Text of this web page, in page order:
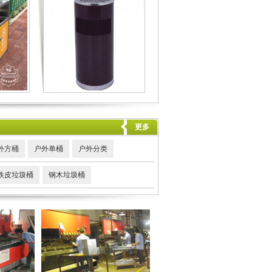
更多
方桶 户外单桶 户外分类
皮垃圾桶 钢木垃圾桶